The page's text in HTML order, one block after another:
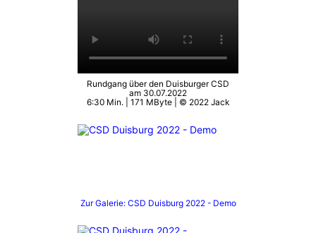
Rundgang über den Duisburger CSD
am 30.07.2022
6:30 Min. | 171 MByte | © 2022 Jack
Zur Galerie: CSD Duisburg 2022 - Demo